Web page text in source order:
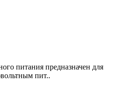
питания предназначен для
пит..